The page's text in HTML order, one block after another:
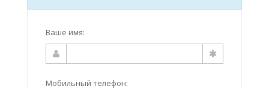
Ваше имя:
Мобильный телефон: